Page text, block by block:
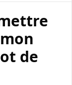
de